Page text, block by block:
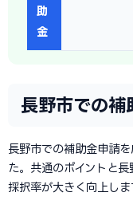
助
金
長野市での補
長野市での補助金申請
た。共通のポイントと
採択率が大きく向上しま